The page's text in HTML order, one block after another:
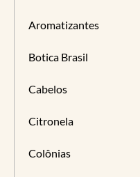
Aromatizantes
Botica Brasil
Cabelos
Citronela
Colônias